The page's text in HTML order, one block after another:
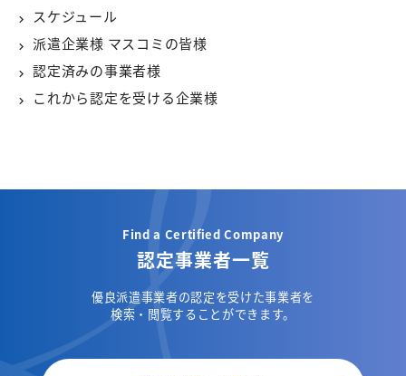
スケジュール
派遣企業様 マスコミの皆様
認定済みの事業者様
これから認定を受ける企業様
Find a Certified Company
認定事業者一覧
優良派遣事業者の認定を受けた事業者を
検索・閲覧することができます。